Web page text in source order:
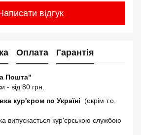
відгук
Оплата Гарантія
Пошта"
- від 80 грн.
кур'єром по Україні (окрім т.о.
випускається кур'єрською службою